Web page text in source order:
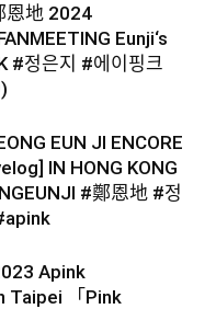
恩地 2024
Eunji‘s
#정은지 #에이핑크
EUN JI ENCORE
IN HONG KONG
#鄭恩地 #정
Apink
Taipei 「Pink